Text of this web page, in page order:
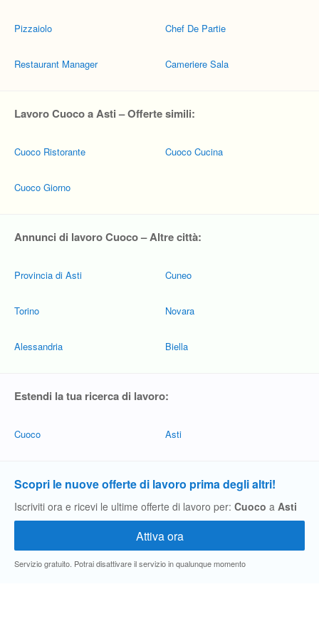
Pizzaiolo
Restaurant Manager
Chef De Partie
Cameriere Sala
Lavoro Cuoco a Asti – Offerte simili:
Cuoco Ristorante
Cuoco Giorno
Cuoco Cucina
Annunci di lavoro Cuoco – Altre città:
Provincia di Asti
Torino
Alessandria
Cuneo
Novara
Biella
Estendi la tua ricerca di lavoro:
Cuoco Asti
Scopri le nuove offerte di lavoro prima degli altri!
Iscriviti ora e ricevi le ultime offerte di lavoro per: Cuoco a Asti
Servizio gratuito. Potrai disattivare il servizio in qualunque momento